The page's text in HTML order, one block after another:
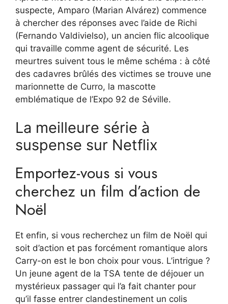
suspecte, Amparo (Marian Alvárez) commence
à chercher des réponses avec l’aide de Richi
(Fernando Valdivielso), un ancien flic alcoolique
qui travaille comme agent de sécurité. Les
meurtres suivent tous le même schéma : à côté
des cadavres brûlés des victimes se trouve une
marionnette de Curro, la mascotte
emblématique de l’Expo 92 de Séville.
La meilleure série à
suspense sur Netflix
Emportez-vous si vous
cherchez un film d’action de
Noël
Et enfin, si vous recherchez un film de Noël qui
soit d’action et pas forcément romantique alors
Carry-on est le bon choix pour vous. L’intrigue ?
Un jeune agent de la TSA tente de déjouer un
mystérieux passager qui l’a fait chanter pour
qu’il fasse entrer clandestinement un colis